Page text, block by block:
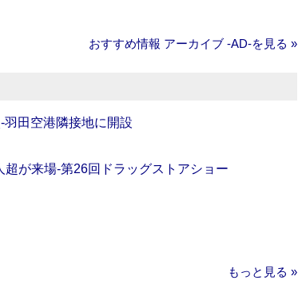
おすすめ情報 アーカイブ ‐AD‐を見る »
羽田空港隣接地に開設
超が来場‐第26回ドラッグストアショー
もっと見る »